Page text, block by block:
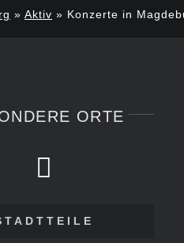
» Aktiv » Konzerte in
ORTE